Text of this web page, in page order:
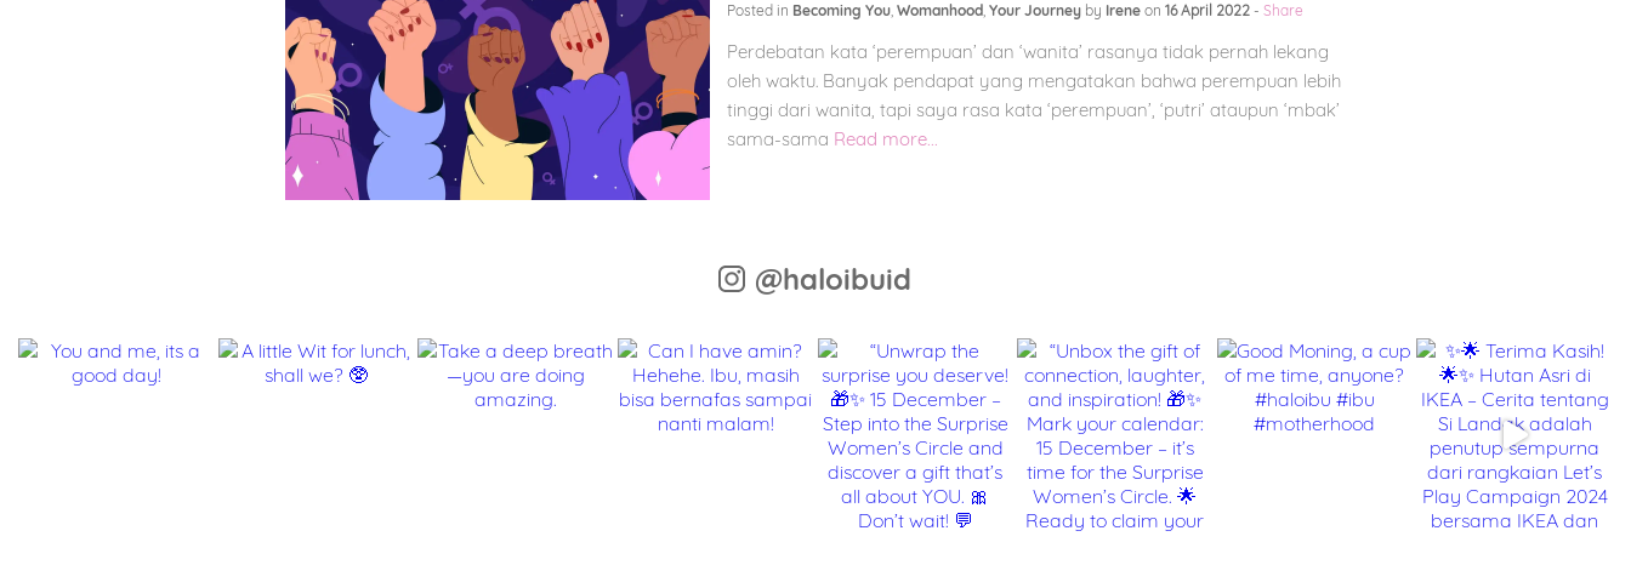
Posted in Becoming You, Womanhood, Your Journeyby Ireneon 16 April 2022- Share
Perdebatan kata ‘perempuan’ dan ‘wanita’ rasanya tidak pernah lekang
oleh waktu. Banyak pendapat yang mengatakan bahwa perempuan lebih
tinggi dari wanita, tapi saya rasa kata ‘perempuan’, ‘putri’ ataupun ‘mbak’
sama-sama Read more...
@haloibuid